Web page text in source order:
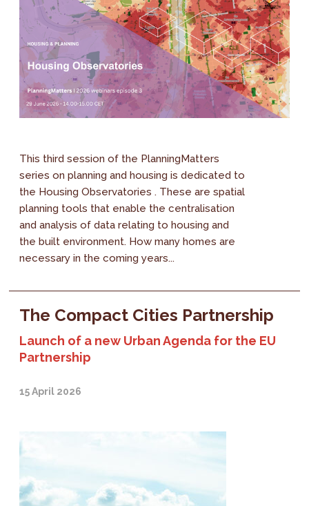
This third session of the PlanningMatters
series on planning and housing is dedicated to
the Housing Observatories . These are spatial
planning tools that enable the centralisation
and analysis of data relating to housing and
the built environment. How many homes are
necessary in the coming years...
The Compact Cities Partnership
Launch of a new Urban Agenda for the EU
Partnership
15 April 2026